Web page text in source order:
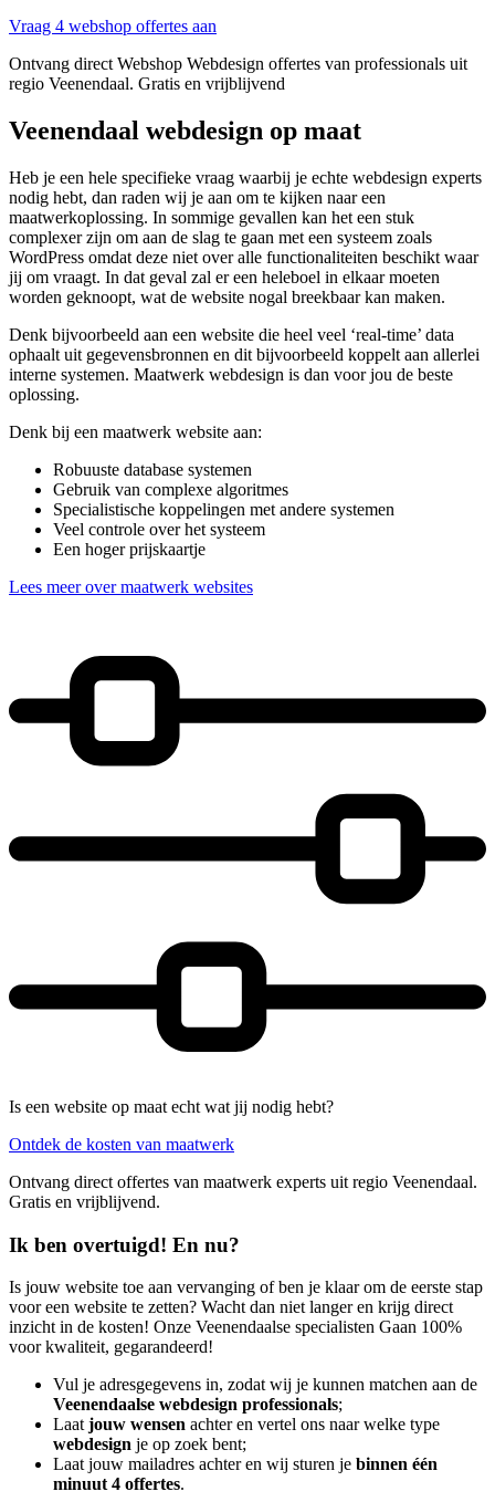
Vraag 4 webshop offertes aan
Ontvang direct Webshop Webdesign offertes van professionals uit
regio Veenendaal. Gratis en vrijblijvend
Veenendaal webdesign op maat
Heb je een hele specifieke vraag waarbij je echte webdesign experts
nodig hebt, dan raden wij je aan om te kijken naar een
maatwerkoplossing. In sommige gevallen kan het een stuk
complexer zijn om aan de slag te gaan met een systeem zoals
WordPress omdat deze niet over alle functionaliteiten beschikt waar
jij om vraagt. In dat geval zal er een heleboel in elkaar moeten
worden geknoopt, wat de website nogal breekbaar kan maken.
Denk bijvoorbeeld aan een website die heel veel ‘real-time’ data
ophaalt uit gegevensbronnen en dit bijvoorbeeld koppelt aan allerlei
interne systemen. Maatwerk webdesign is dan voor jou de beste
oplossing.
Denk bij een maatwerk website aan:
Robuuste database systemen
Gebruik van complexe algoritmes
Specialistische koppelingen met andere systemen
Veel controle over het systeem
Een hoger prijskaartje
Lees meer over maatwerk websites
Is een website op maat echt wat jij nodig hebt?
Ontdek de kosten van maatwerk
Ontvang direct offertes van maatwerk experts uit regio Veenendaal.
Gratis en vrijblijvend.
Ik ben overtuigd! En nu?
Is jouw website toe aan vervanging of ben je klaar om de eerste stap
voor een website te zetten? Wacht dan niet langer en krijg direct
inzicht in de kosten! Onze Veenendaalse specialisten Gaan 100%
voor kwaliteit, gegarandeerd!
Vul je adresgegevens in, zodat wij je kunnen matchen aan de
Veenendaalse webdesign professionals;
Laat jouw wensen achter en vertel ons naar welke type
webdesign je op zoek bent;
Laat jouw mailadres achter en wij sturen je binnen één
minuut 4 offertes.